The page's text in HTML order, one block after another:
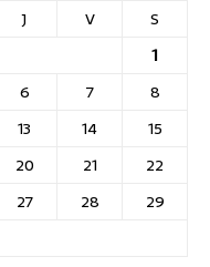
J V
S
1
6 7
8
13 14
15
20 21
22
27 28
29